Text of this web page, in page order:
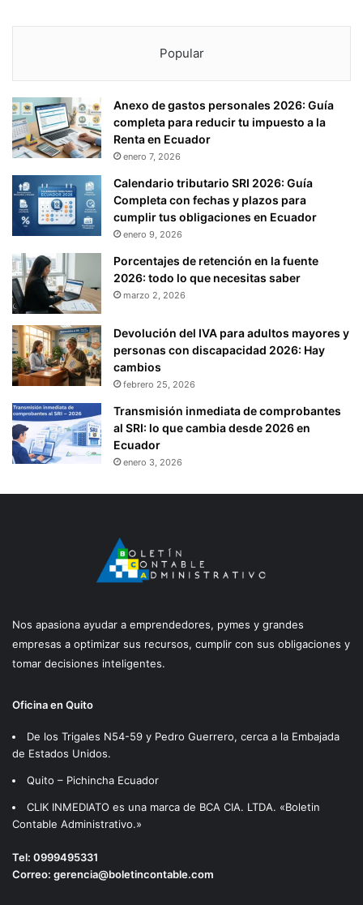
Popular
Anexo de gastos personales 2026: Guía
completa para reducir tu impuesto a la
Renta en Ecuador
enero 7, 2026
Calendario tributario SRI 2026: Guía
Completa con fechas y plazos para
cumplir tus obligaciones en Ecuador
enero 9, 2026
Porcentajes de retención en la fuente
2026: todo lo que necesitas saber
marzo 2, 2026
Devolución del IVA para adultos mayores y
personas con discapacidad 2026: Hay
cambios
febrero 25, 2026
Transmisión inmediata de comprobantes
al SRI: lo que cambia desde 2026 en
Ecuador
enero 3, 2026
Nos apasiona ayudar a emprendedores, pymes y grandes
empresas a optimizar sus recursos, cumplir con sus obligaciones y
tomar decisiones inteligentes.
Oficina en Quito
De los Trigales N54-59 y Pedro Guerrero, cerca a la Embajada
de Estados Unidos.
Quito – Pichincha Ecuador
CLIK INMEDIATO es una marca de BCA CIA. LTDA. «Boletin
Contable Administrativo.»
Tel: 0999495331
Correo: gerencia@boletincontable.com